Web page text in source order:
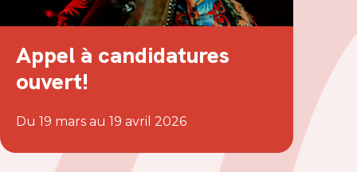
Appel à candidatures
ouvert!
Du 19 mars au 19 avril 2026